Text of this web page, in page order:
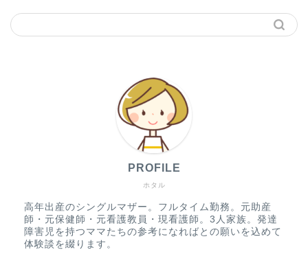
ホタル
PROFILE
高年出産のシングルマザー。フルタイム勤務。元助産
師・元保健師・元看護教員・現看護師。3人家族。発達
障害児を持つママたちの参考になればとの願いを込めて
体験談を綴ります。